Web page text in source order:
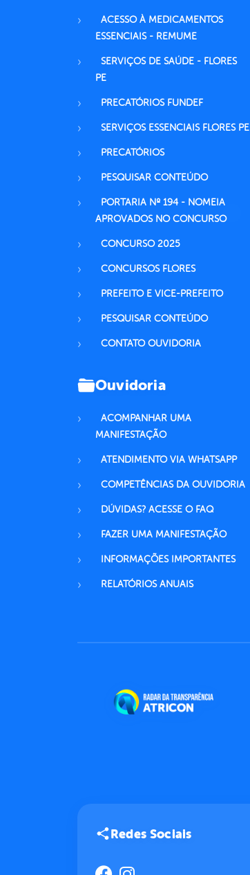
ACESSO À MEDICAMENTOS
ESSENCIAIS - REMUME
SERVIÇOS DE SAÚDE - FLORES
PE
PRECATÓRIOS FUNDEF
SERVIÇOS ESSENCIAIS FLORES PE
PRECATÓRIOS
PESQUISAR CONTEÚDO
PORTARIA Nº 194 - NOMEIA
APROVADOS NO CONCURSO
CONCURSO 2025
CONCURSOS FLORES
PREFEITO E VICE-PREFEITO
PESQUISAR CONTEÚDO
CONTATO OUVIDORIA
Ouvidoria
ACOMPANHAR UMA
MANIFESTAÇÃO
ATENDIMENTO VIA WHATSAPP
COMPETÊNCIAS DA OUVIDORIA
DÚVIDAS? ACESSE O FAQ
FAZER UMA MANIFESTAÇÃO
INFORMAÇÕES IMPORTANTES
RELATÓRIOS ANUAIS
Redes Sociais